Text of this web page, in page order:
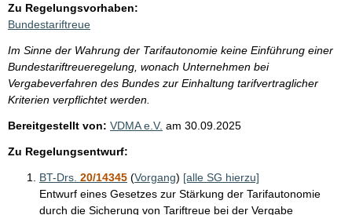
i
s
s
e
p
r
o
Zu Regelungsvorhaben:
Bundestariftreue
Im Sinne der Wahrung der Tarifautonomie keine Einführung einer
Bundestariftreueregelung, wonach Unternehmen bei
Vergabeverfahren des Bundes zur Einhaltung tarifvertraglicher
Kriterien verpflichtet werden.
Bereitgestellt von: VDMA e.V. am 30.09.2025
Zu Regelungsentwurf:
BT-Drs. 20/14345 (Vorgang) [alle SG hierzu]
Entwurf eines Gesetzes zur Stärkung der Tarifautonomie
durch die Sicherung von Tariftreue bei der Vergabe